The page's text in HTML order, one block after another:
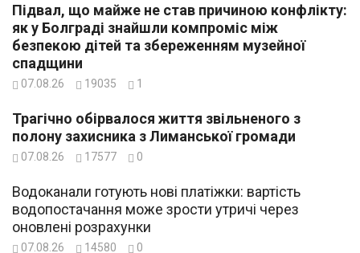
Підвал, що майже не став причиною конфлікту:
як у Болграді знайшли компроміс між
безпекою дітей та збереженням музейної
спадщини
07.08.26 19035 1
Трагічно обірвалося життя звільненого з
полону захисника з Лиманської громади
07.08.26 17577 0
Водоканали готують нові платіжки: вартість
водопостачання може зрости утричі через
оновлені розрахунки
07.08.26 14580 0